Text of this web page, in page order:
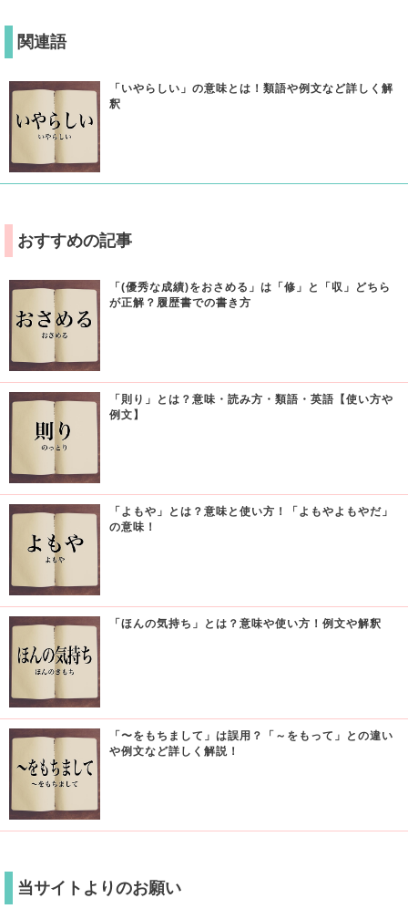
関連語
「いやらしい」の意味とは！類語や例文など詳しく解
釈
おすすめの記事
「(優秀な成績)をおさめる」は「修」と「収」どちら
が正解？履歴書での書き方
「則り」とは？意味・読み方・類語・英語【使い方や
例文】
「よもや」とは？意味と使い方！「よもやよもやだ」
の意味！
「ほんの気持ち」とは？意味や使い方！例文や解釈
「〜をもちまして」は誤用？「～をもって」との違い
や例文など詳しく解説！
当サイトよりのお願い